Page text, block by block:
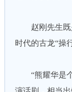
赵刚先生既
时代的古龙“操
“熊耀华是个